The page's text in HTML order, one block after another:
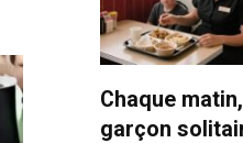
Chaque
garçon